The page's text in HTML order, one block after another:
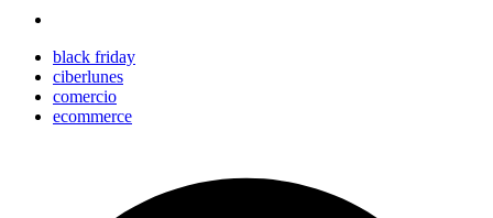
black friday
ciberlunes
comercio
ecommerce